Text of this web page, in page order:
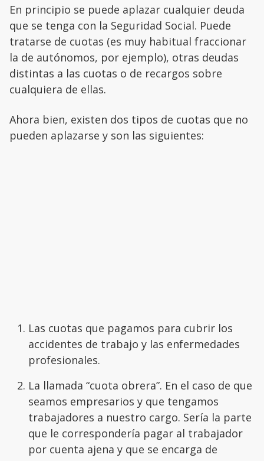
En principio se puede aplazar cualquier deuda
que se tenga con la Seguridad Social. Puede
tratarse de cuotas (es muy habitual fraccionar
la de autónomos, por ejemplo), otras deudas
distintas a las cuotas o de recargos sobre
cualquiera de ellas.
Ahora bien, existen dos tipos de cuotas que no
pueden aplazarse y son las siguientes:
Las cuotas que pagamos para cubrir los
accidentes de trabajo y las enfermedades
profesionales.
La llamada “cuota obrera”. En el caso de que
seamos empresarios y que tengamos
trabajadores a nuestro cargo. Sería la parte
que le correspondería pagar al trabajador
por cuenta ajena y que se encarga de